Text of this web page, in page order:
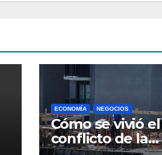
ECONOMÍA NEGOCIOS
Cómo se vivió el
conflicto de la